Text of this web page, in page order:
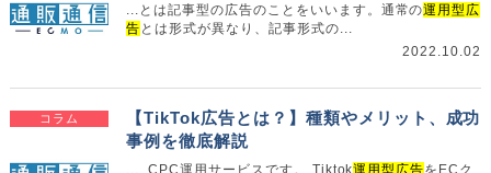
...とは記事型の広告のことをいいます。通常の運用型広
告 とは形式が異なり、記事形式の...
2022.10.02
コラム
【TikTok広告とは？】種類やメリット、成功
事例を徹底解説
..._CPC運用サービスです。 Tiktok運用型広告をECク